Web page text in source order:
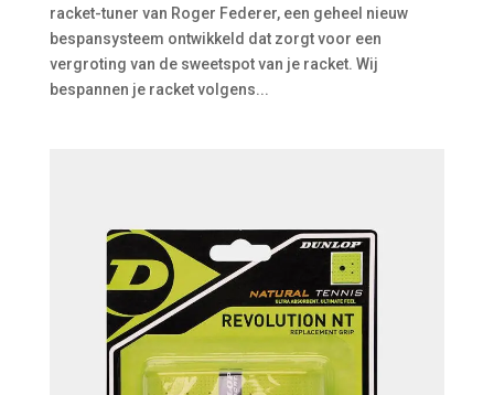
racket-tuner van Roger Federer, een geheel nieuw
bespansysteem ontwikkeld dat zorgt voor een
vergroting van de sweetspot van je racket. Wij
bespannen je racket volgens...